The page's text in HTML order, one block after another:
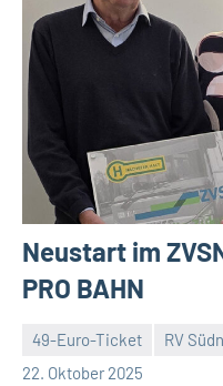
Neustart im
PRO BAHN
49-Euro-Ticket RV
22. Oktober 2025
RV
Keine